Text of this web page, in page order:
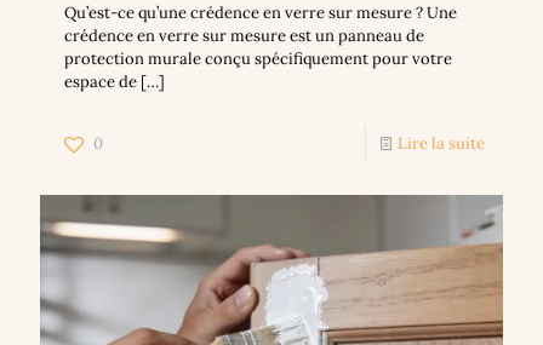
Qu’est-ce qu’une crédence en verre sur mesure ? Une
crédence en verre sur mesure est un panneau de
protection murale conçu spécifiquement pour votre
espace de […]
0 Lire la suite